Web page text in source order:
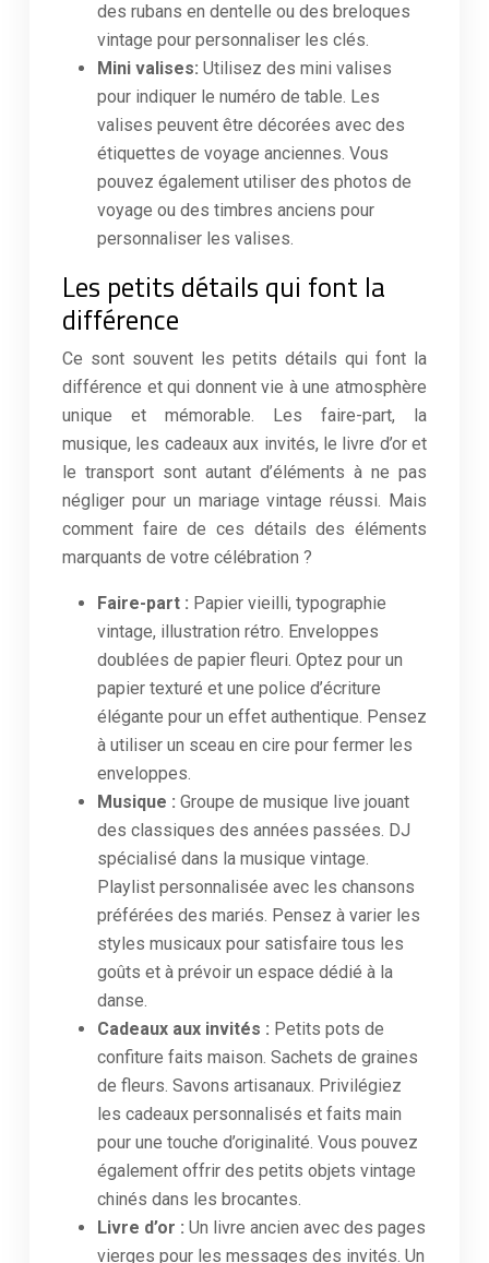
des rubans en dentelle ou des breloques
vintage pour personnaliser les clés.
Mini valises: Utilisez des mini valises
pour indiquer le numéro de table. Les
valises peuvent être décorées avec des
étiquettes de voyage anciennes. Vous
pouvez également utiliser des photos de
voyage ou des timbres anciens pour
personnaliser les valises.
Les petits détails qui font la
différence
Ce sont souvent les petits détails qui font la
différence et qui donnent vie à une atmosphère
unique et mémorable. Les faire-part, la
musique, les cadeaux aux invités, le livre d’or et
le transport sont autant d’éléments à ne pas
négliger pour un mariage vintage réussi. Mais
comment faire de ces détails des éléments
marquants de votre célébration ?
Faire-part : Papier vieilli, typographie
vintage, illustration rétro. Enveloppes
doublées de papier fleuri. Optez pour un
papier texturé et une police d’écriture
élégante pour un effet authentique. Pensez
à utiliser un sceau en cire pour fermer les
enveloppes.
Musique : Groupe de musique live jouant
des classiques des années passées. DJ
spécialisé dans la musique vintage.
Playlist personnalisée avec les chansons
préférées des mariés. Pensez à varier les
styles musicaux pour satisfaire tous les
goûts et à prévoir un espace dédié à la
danse.
Cadeaux aux invités : Petits pots de
confiture faits maison. Sachets de graines
de fleurs. Savons artisanaux. Privilégiez
les cadeaux personnalisés et faits main
pour une touche d’originalité. Vous pouvez
également offrir des petits objets vintage
chinés dans les brocantes.
Livre d’or : Un livre ancien avec des pages
vierges pour les messages des invités. Un